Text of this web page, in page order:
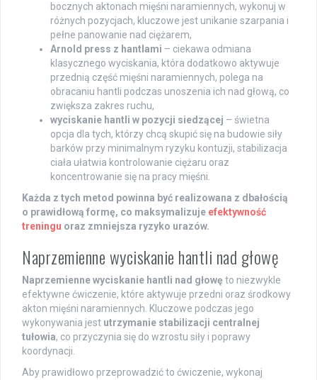
bocznych aktonach mięśni naramiennych, wykonuj w
różnych pozycjach, kluczowe jest unikanie szarpania i
pełne panowanie nad ciężarem,
Arnold press z hantlami – ciekawa odmiana
klasycznego wyciskania, która dodatkowo aktywuje
przednią część mięśni naramiennych, polega na
obracaniu hantli podczas unoszenia ich nad głową, co
zwiększa zakres ruchu,
wyciskanie hantli w pozycji siedzącej – świetna
opcja dla tych, którzy chcą skupić się na budowie siły
barków przy minimalnym ryzyku kontuzji, stabilizacja
ciała ułatwia kontrolowanie ciężaru oraz
koncentrowanie się na pracy mięśni.
Każda z tych metod powinna być realizowana z dbałością
o prawidłową formę, co maksymalizuje efektywność
treningu oraz zmniejsza ryzyko urazów.
Naprzemienne wyciskanie hantli nad głowę
Naprzemienne wyciskanie hantli nad głowę to niezwykle
efektywne ćwiczenie, które aktywuje przedni oraz środkowy
akton mięśni naramiennych. Kluczowe podczas jego
wykonywania jest utrzymanie stabilizacji centralnej
tułowia, co przyczynia się do wzrostu siły i poprawy
koordynacji.
Aby prawidłowo przeprowadzić to ćwiczenie, wykonaj